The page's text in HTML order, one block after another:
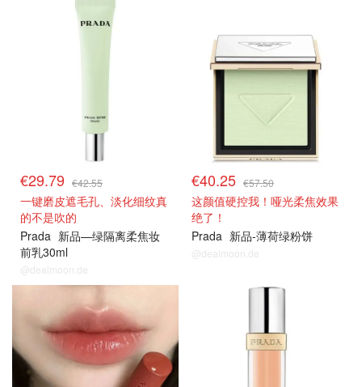
€29.79 €42.55
一键磨皮遮毛孔、淡化细纹真
的不是吹的
Prada 新品—绿隔离柔焦妆
前乳30ml
@dealmoon.de
€40.25 €57.50
这颜值硬控我！哑光柔焦效果
绝了！
Prada 新品-薄荷绿粉饼
@dealmoon.de